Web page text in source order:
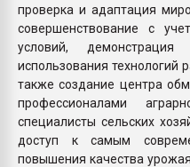
проверка и адаптация
совершенствование c
условий,
использования технологий
также создание центра
профессионалами
специалисты сельских
доступ к самым
повышения качества